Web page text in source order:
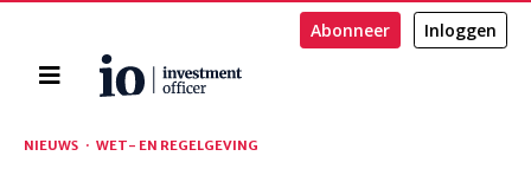
Home
Abonneer Inloggen
Zoeken
NIEUWS · WET- EN REGELGEVING